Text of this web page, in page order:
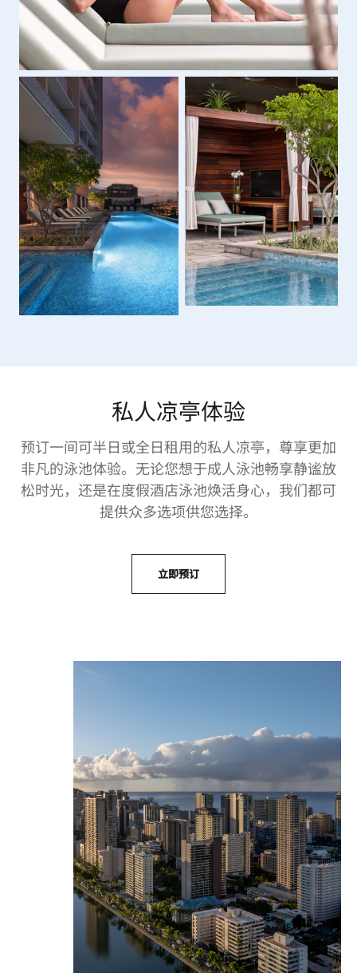
私人凉亭体验
预订一间可半日或全日租用的私人凉亭，尊享更加
非凡的泳池体验。无论您想于成人泳池畅享静谧放
松时光，还是在度假酒店泳池焕活身心，我们都可
提供众多选项供您选择。
立即预订